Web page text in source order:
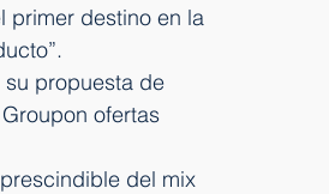
primer destino en la
propuesta de
ofertas
del mix